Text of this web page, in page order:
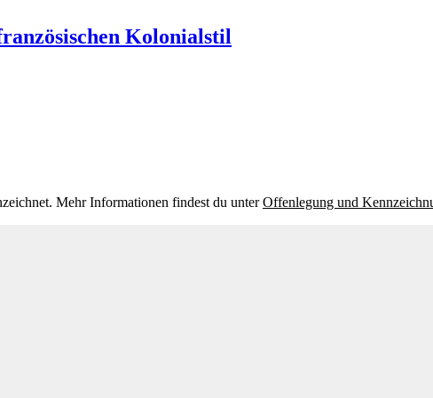
Kolonialstil
Mehr Informationen findest du unterOffenlegung und